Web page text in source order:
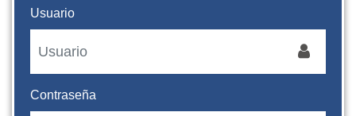
Usuario
Contraseña